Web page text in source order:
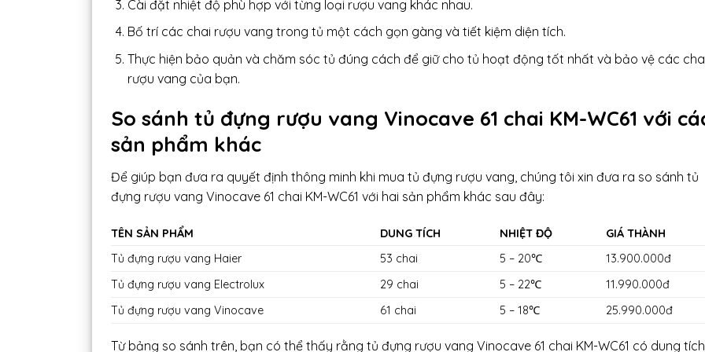
Cài đặt nhiệt độ phù hợp với từng loại rượu vang khác nhau.
Bố trí các chai rượu vang trong tủ một cách gọn gàng và tiết kiệm diện tích.
Thực hiện bảo quản và chăm sóc tủ đúng cách để giữ cho tủ hoạt động tốt nhất và bảo vệ các
rượu vang của bạn.
So sánh tủ đựng rượu vang Vinocave 61 chai KM-WC61 với
sản phẩm khác
Để giúp bạn đưa ra quyết định thông minh khi mua tủ đựng rượu vang, chúng tôi xin đưa ra so sánh tủ
đựng rượu vang Vinocave 61 chai KM-WC61 với hai sản phẩm khác sau đây:
TÊN SẢN PHẨM DUNG TÍCH NHIỆT ĐỘ
GIÁ THÀNH
Tủ đựng rượu vang Haier
53 chai 5 – 20℃
13.900.000đ
Tủ đựng rượu vang Electrolux
29 chai 5 – 22℃
11.990.000đ
Tủ đựng rượu vang Vinocave
61 chai 5 – 18℃ 25.990.000đ
Từ bảng so sánh trên, bạn có thể thấy rằng tủ đựng rượu vang Vinocave 61 chai KM-WC61 có dung tích